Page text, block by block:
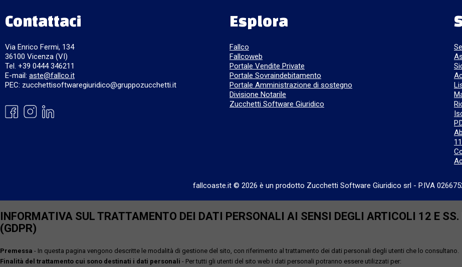
Contattaci
Via Enrico Fermi, 134
36100 Vicenza (VI)
Tel. +39 0444 346211
E-mail: aste@fallco.it
PEC: zucchettisoftwaregiuridico@gruppozucchetti.it
Esplora
Fallco
Fallcoweb
Portale Vendite Private
Portale Sovraindebitamento
Portale Amministrazione di sostegno
Divisione Notarile
Zucchetti Software Giuridico
fallcoaste.it © 2026 è un prodotto Zucchetti Software Giuridico srl - P.IVA
INFORMATIVA SUL TRATTAMENTO DEI DATI PERSONALI AI SENSI DEGLI ARTICOLI 12 E
(GDPR)
Premessa - In questa pagina vengono descritte le modalità di gestione del sito, con riferimento al trattamento dei dati personali degli utenti che lo consultano.
Finalità del trattamento cui sono destinati i dati personali - Per tutti gli utenti del sito web i dati personali potranno essere utilizzati per: